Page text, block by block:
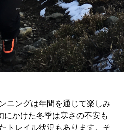
ニングは年間を通じて楽しみ
にかけた冬季は寒さの不安も
トレイル状況もあります。そ